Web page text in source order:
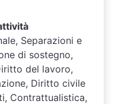
Separazioni e
di sostegno,
del lavoro,
Diritto civile
Contrattualistica,